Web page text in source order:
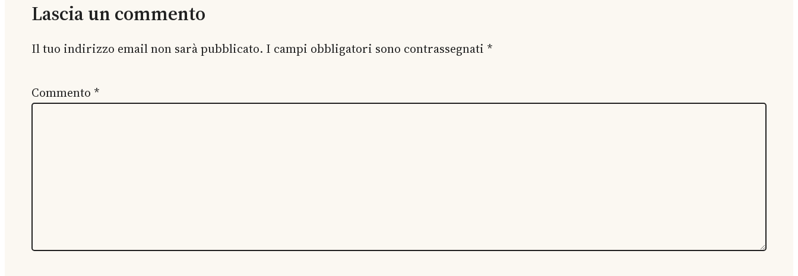
Lascia un commento
Il tuo indirizzo email non sarà pubblicato. I campi obbligatori sono contrassegnati *
Commento *